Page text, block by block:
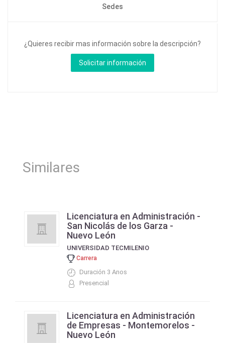
Sedes
¿Quieres recibir mas información sobre la descripción?
Similares
Licenciatura en Administración -
San Nicolás de los Garza -
Nuevo León
UNIVERSIDAD TECMILENIO
Carrera
Duración 3 Anos
Presencial
Licenciatura en Administración
de Empresas - Montemorelos -
Nuevo León